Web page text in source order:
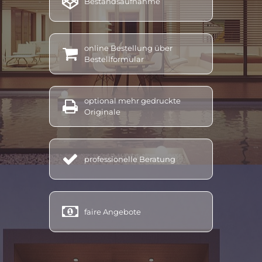
energieausweis kennzahlen, energieausweis kosten berechnen, energieausweis lesen, energieausweis linz,
energieausweis land oö, energieausweis machen lassen, energieausweis miete, energieausweis
mehrfamilienhaus, energieausweis mischgebäude, energieausweis neubau, energieausweis notwendig,
energieausweis nach sanierung, energieausweis nichtwohngebäude, energieausweis neu, energieausweis
neubau werte, energieausweis oö aussteller, energieausweis oö, energieausweis oberösterreich, energieausweis
online erstellen österreich, energieausweis oberösterreich förderung, energieausweis online testsieger,
energieausweis oö kosten, energieausweis reihenhaus, energieausweis sofort, energieausweis u wert,
energieausweis umbau, energieausweis vorlage gesetz, energieausweis verpflichtend, energieausweis
vereinfachtes verfahren, energieausweis verkauf, energieausweis vorlage gesetz österreich, energieausweis
vöcklabruck, energieausweis verlängern, energieausweis werte, energieausweis wohnung kosten,
energieausweis wohnungskauf, energieausweis wo beantragen, energieausweis Altmünster, energieausweis
Bad Ischl, energieausweis Ebensee, energieausweis Grünau, energieausweis Gschwandt, energieausweis
Kirchham, energieausweis Laakirchen, energ ieausweis Ohlsdorf, energieausweis Pinsdorf, energieausweis
energieausweis Redlham, energieausweis Regau, energieausweis Rüstorf, energieausweis St. Georgen,
energieausweis Schörfling, energieausweis Schwanenstadt, energieausweis Seewalchen, energieausweis
Timelkam
energieberatung fenstertausch, energieberatung heizungstausch, energieberatung heizungstausch oö,

online Bestellung über
Bestellformular

optional mehr gedruckte
Originale
 professionelle Beratung
 faire Angebote